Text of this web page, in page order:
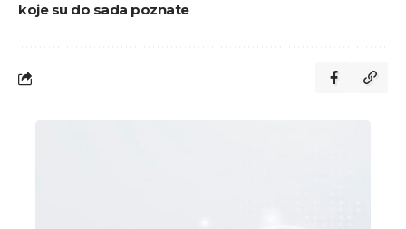
koje su do sada poznate